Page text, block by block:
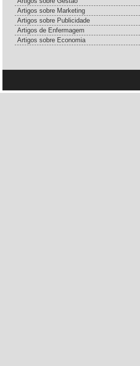
Artigos sobre Marketing
Artigos sobre Publicidade
Artigos de Enfermagem
Artigos sobre Economia